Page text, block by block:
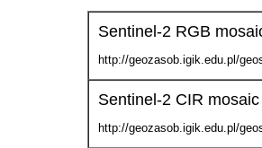
Sentinel-2 RGB
http://geozasob.igik.edu.pl/
Sentinel-2 CIR
http://geozasob.igik.edu.pl/